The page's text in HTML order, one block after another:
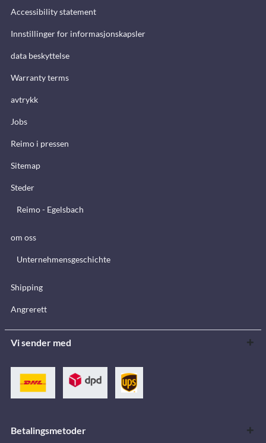
Accessibility statement
Innstillinger for informasjonskapsler
data beskyttelse
Warranty terms
avtrykk
Jobs
Reimo i pressen
Sitemap
Steder
Reimo - Egelsbach
om oss
Unternehmensgeschichte
Shipping
Angrerett
Vi sender med
Betalingsmetoder